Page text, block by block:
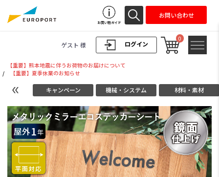
ログイン
ゲスト 様
0
お買い物ガイド
お問い合わせ
【重要】熊本地震に伴うお荷物のお届けについて
/
【重要】夏季休業のお知らせ
キャンペーン 機械・システム 材料・素材